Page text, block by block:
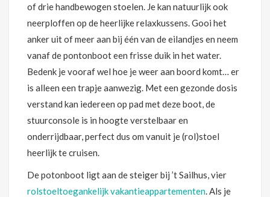
of drie handbewogen stoelen. Je kan natuurlijk ook
neerploffen op de heerlijke relaxkussens. Gooi het
anker uit of meer aan bij één van de eilandjes en neem
vanaf de pontonboot een frisse duik in het water.
Bedenk je vooraf wel hoe je weer aan boord komt… er
is alleen een trapje aanwezig. Met een gezonde dosis
verstand kan iedereen op pad met deze boot, de
stuurconsole is in hoogte verstelbaar en
onderrijdbaar, perfect dus om vanuit je (rol)stoel
heerlijk te cruisen.
De potonboot ligt aan de steiger bij ’t Sailhus, vier
rolstoeltoegankelijk vakantieappartementen. Als je